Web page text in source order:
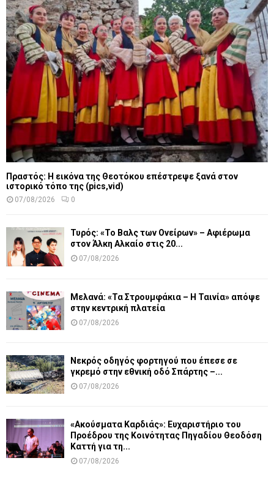
Πραστός: Η εικόνα της Θεοτόκου επέστρεψε ξανά στον
ιστορικό τόπο της (pics,vid)
07/08/2026 0
Τυρός: «Το Βαλς των Ονείρων» – Αφιέρωμα
στον Άλκη Αλκαίο στις 20...
07/08/2026
Μελανά: «Τα Στρουμφάκια – Η Ταινία» απόψε
στην κεντρική πλατεία
07/08/2026
Νεκρός οδηγός φορτηγού που έπεσε σε
γκρεμό στην εθνική οδό Σπάρτης –...
07/08/2026
«Ακούσματα Καρδιάς»: Ευχαριστήριο του
Προέδρου της Κοινότητας Πηγαδίου Θεοδόση
Καττή για τη...
07/08/2026